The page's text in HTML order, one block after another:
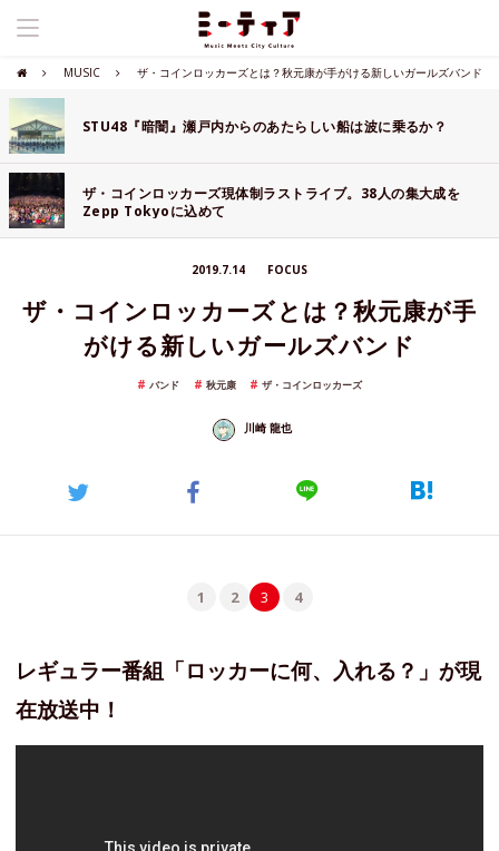
MUSIC ザ・コインロッカーズとは？秋元康が手がける新しいガールズバンド
STU48『暗闇』瀬戸内からのあたらしい船は波に乗るか？
ザ・コインロッカーズ現体制ラストライブ。38人の集大成を
Zepp Tokyoに込めて
2019.7.14 FOCUS
ザ・コインロッカーズとは？秋元康が手
がける新しいガールズバンド
バンド 秋元康 ザ・コインロッカーズ
川崎 龍也
1 2 3 4
レギュラー番組「ロッカーに何、入れる？」が現
在放送中！